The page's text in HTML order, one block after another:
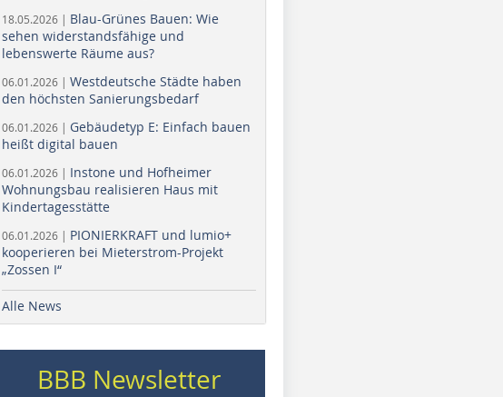
18.05.2026 | Blau-Grünes Bauen: Wie
sehen widerstandsfähige und
lebenswerte Räume aus?
06.01.2026 | Westdeutsche Städte haben
den höchsten Sanierungsbedarf
06.01.2026 | Gebäudetyp E: Einfach bauen
heißt digital bauen
06.01.2026 | Instone und Hofheimer
Wohnungsbau realisieren Haus mit
Kindertagesstätte
06.01.2026 | PIONIERKRAFT und lumio+
kooperieren bei Mieterstrom-Projekt
„Zossen I“
Alle News
BBB Newsletter